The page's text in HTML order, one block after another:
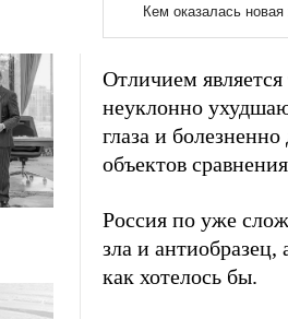
Отличием является
неуклонно
глаза и
объектов
Россия по уже
зла и
как хотелось бы.